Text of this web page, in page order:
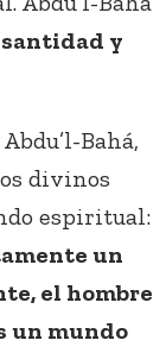
y
Bahá,
divinos
espiritual:
un
el hombre
un mundo